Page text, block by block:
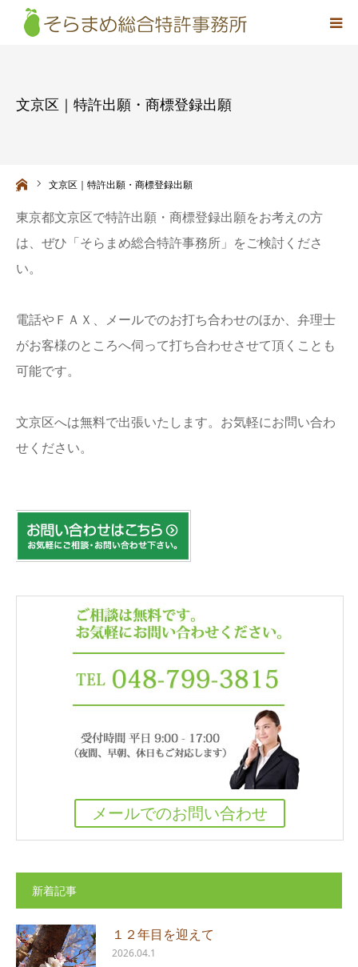
文京区｜特許出願・商標登録出願
ム 文京区｜特許出願・商標登録出願
東京都文京区で特許出願・商標登録出願をお考えの方
は、ぜひ「そらまめ総合特許事務所」をご検討くださ
い。
電話やＦＡＸ、メールでのお打ち合わせのほか、弁理士
がお客様のところへ伺って打ち合わせさせて頂くことも
可能です。
文京区へは無料で出張いたします。お気軽にお問い合わ
せください。
メールでのお問い合わせ
新着記事
１２年目を迎えて
2026.04.1
弁理士紹介
アクセス
採用情報